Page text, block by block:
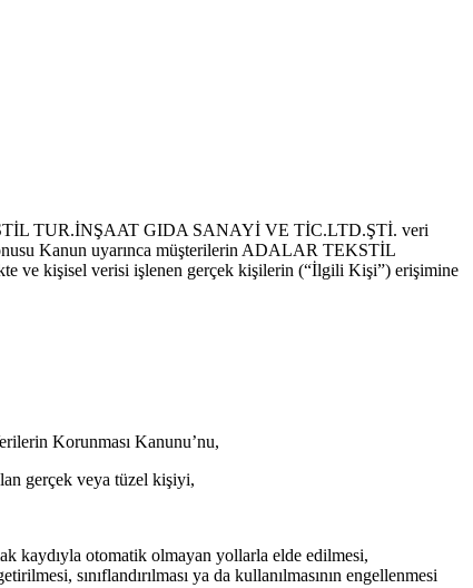
TUR.İNŞAAT GIDA SANAYİ VE TİC.LTD.ŞTİ. veri
Kanun uyarınca müşterilerin ADALAR TEKSTİL
ve kişisel verisi işlenen gerçek kişilerin (“İlgili Kişi”) erişimine
Korunması Kanunu’nu,
gerçek veya tüzel kişiyi,
kaydıyla otomatik olmayan yollarla elde edilmesi,
sınıflandırılması ya da kullanılmasının engellenmesi